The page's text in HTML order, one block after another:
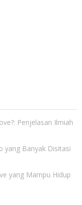
Penjelasan Ilmiah
yang Banyak Disitasi
yang Mampu Hidup